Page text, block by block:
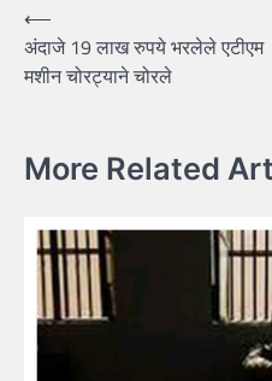
Post
navigation
⟵
अंदाजे 19 लाख रुपये भरलेले एटीएम
मशीन चोरट्याने चोरले
More Related